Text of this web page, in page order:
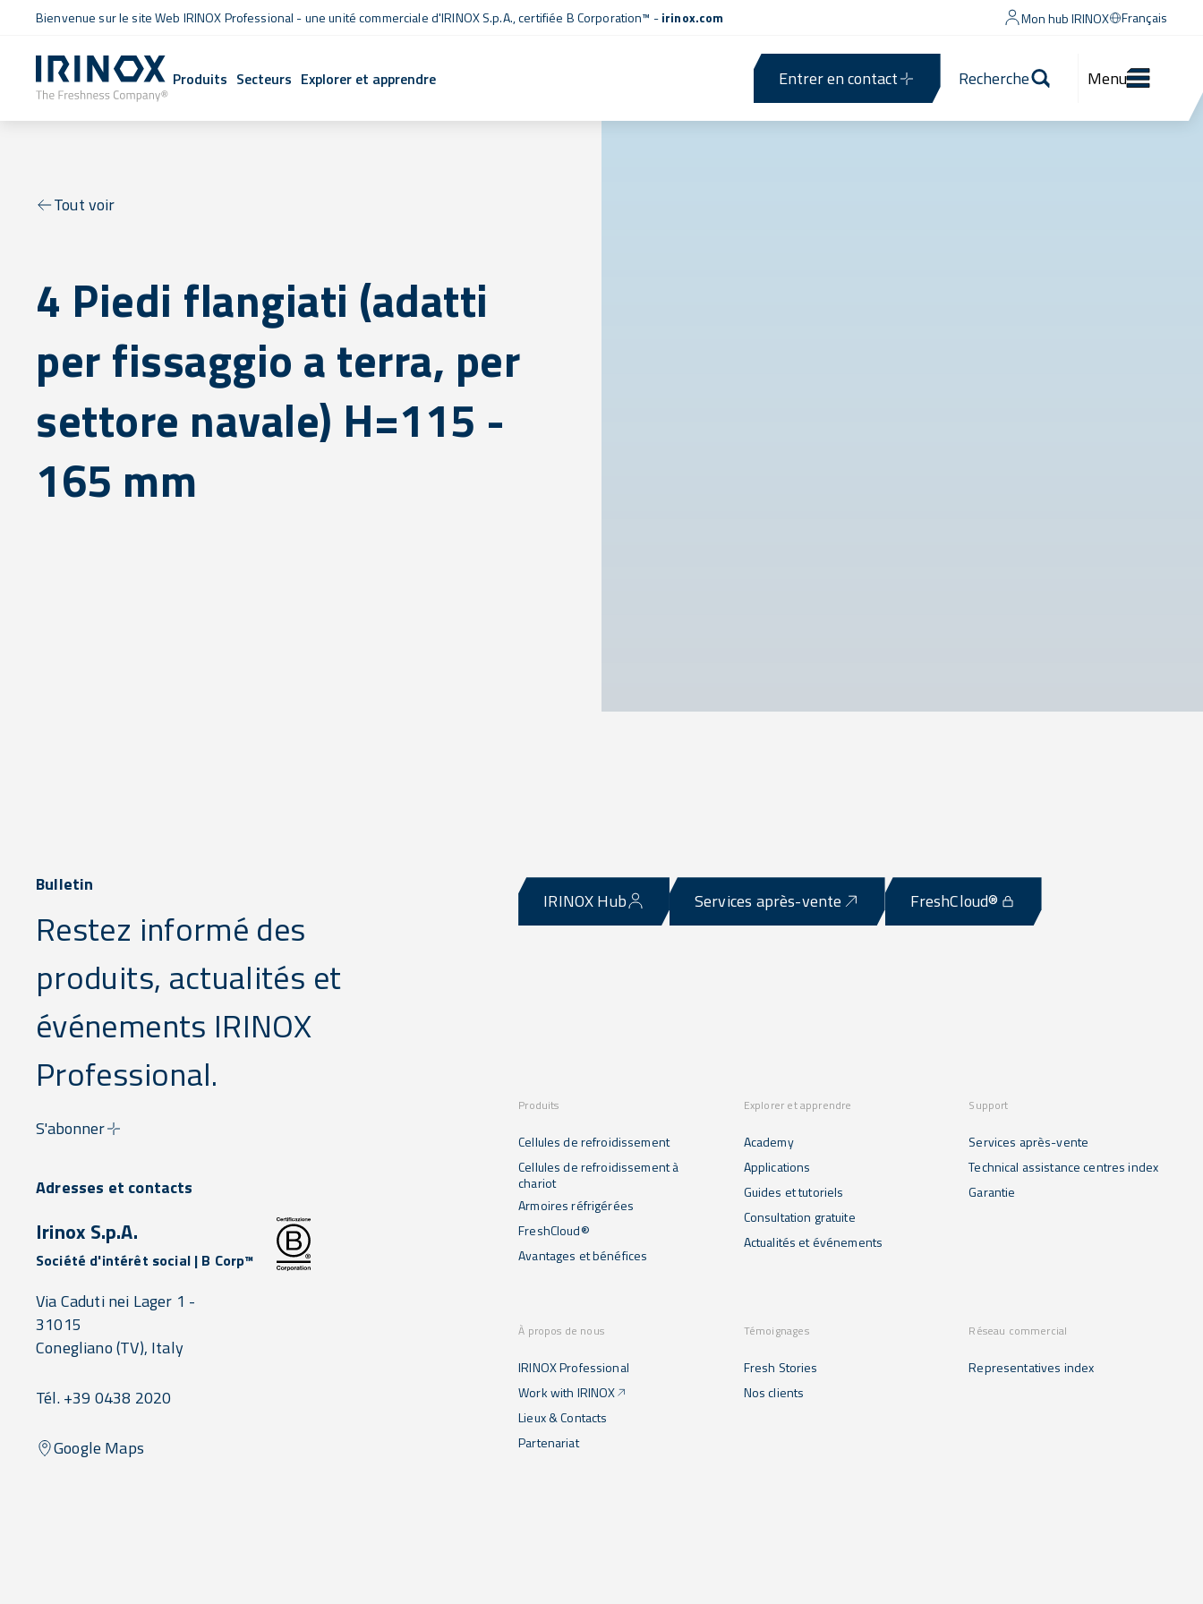
Bienvenue sur le site Web IRINOX Professional - une unité commerciale d'IRINOX S.p.A.,certifiée B Corporation™ -irinox.com Mon hub IRINOX Français
Produits Secteurs Explorer et apprendre Entrer en contact Recherche Menu
Tout voir
4 Piedi flangiati (adatti
per fissaggio a terra, per
settore navale) H=115 -
165 mm
Bulletin
Restez informé des
produits, actualités et
événements IRINOX
Professional.
S'abonner
IRINOX Hub Services après-vente FreshCloud®
Produits
Cellules de refroidissement
Cellules de refroidissement à
chariot
Armoires réfrigérées
FreshCloud®
Avantages et bénéfices
Explorer et apprendre
Academy
Applications
Guides et tutoriels
Consultation gratuite
Actualités et événements
Support
Services après-vente
Technical assistance centres index
Garantie
À propos de nous
IRINOX Professional
Work with IRINOX
Lieux & Contacts
Partenariat
Témoignages
Fresh Stories
Nos clients
Réseau commercial
Representatives index
Adresses et contacts
Irinox S.p.A.
Société d'intérêt social | B Corp™
Via Caduti nei Lager 1 -
31015
Conegliano(TV), Italy
Tél. +39 0438 2020
Google Maps